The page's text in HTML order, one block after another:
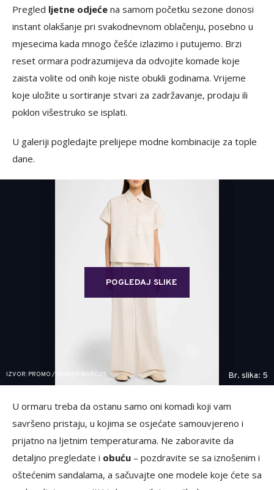
Pregled ljetne odjeće na samom početku sezone donosi
instant olakšanje pri svakodnevnom oblačenju, posebno u
mjesecima kada mnogo češće izlazimo i putujemo. Brzi
reset ormara podrazumijeva da odvojite komade koje
zaista volite od onih koje niste obukli godinama. Vrijeme
koje uložite u sortiranje stvari za zadržavanje, prodaju ili
poklon višestruko se isplati.
U galeriji pogledajte prelijepe modne kombinacije za tople
dane.
POGLEDAJ SLIKE
IZVOR: PROMO / NEIMAN MARCUS Br. slika: 5
U ormaru treba da ostanu samo oni komadi koji vam
savršeno pristaju, u kojima se osjećate samouvjereno i
prijatno na ljetnim temperaturama. Ne zaboravite da
detaljno pregledate i obuću – pozdravite se sa iznošenim i
oštećenim sandalama, a sačuvajte one modele koje ćete sa